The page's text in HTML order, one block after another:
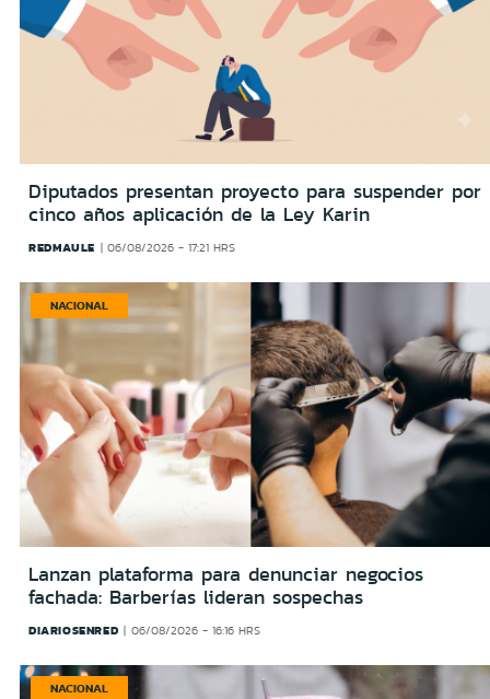
Diputados presentan proyecto para suspender por
cinco años aplicación de la Ley Karin
REDMAULE 06/08/2026 - 17:21 HRS
NACIONAL
Lanzan plataforma para denunciar negocios
fachada: Barberías lideran sospechas
DIARIOSENRED 06/08/2026 - 16:16 HRS
NACIONAL